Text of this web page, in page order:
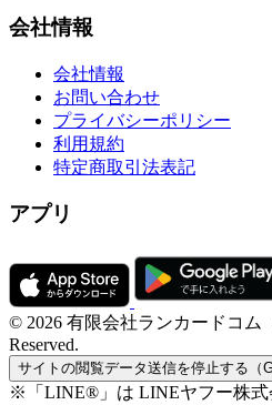
会社情報
会社情報
お問い合わせ
プライバシーポリシー
利用規約
特定商取引法表記
アプリ
© 2026 有限会社ランカードコム
Reserved.
サイトの閲覧データ送信を停止する（
※「LINE®」は LINEヤフー株式